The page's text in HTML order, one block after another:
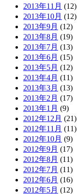
2013年11月 (12)
2013年10月 (12)
2013年9月 (12)
2013年8月 (19)
2013年7月 (13)
2013年6月 (15)
2013年5月 (12)
2013年4月 (11)
2013年3月 (13)
2013年2月 (17)
2013年1月 (9)
2012年12月 (21)
2012年11月 (11)
2012年10月 (9)
2012年9月 (17)
2012年8月 (11)
2012年7月 (11)
2012年6月 (16)
2012年5月 (12)